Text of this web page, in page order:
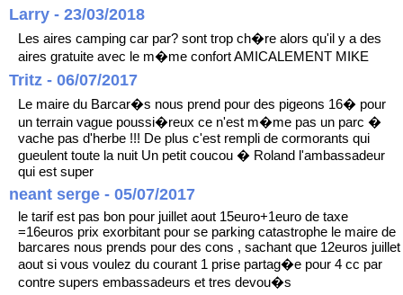
Larry - 23/03/2018
Les aires camping car par? sont trop ch�re alors qu'il y a des
aires gratuite avec le m�me confort AMICALEMENT MIKE
Tritz - 06/07/2017
Le maire du Barcar�s nous prend pour des pigeons 16� pour
un terrain vague poussi�reux ce n'est m�me pas un parc �
vache pas d'herbe !!! De plus c'est rempli de cormorants qui
gueulent toute la nuit Un petit coucou � Roland l'ambassadeur
qui est super
neant serge - 05/07/2017
le tarif est pas bon pour juillet aout 15euro+1euro de taxe
=16euros prix exorbitant pour se parking catastrophe le maire de
barcares nous prends pour des cons , sachant que 12euros juillet
aout si vous voulez du courant 1 prise partag�e pour 4 cc par
contre supers embassadeurs et tres devou�s